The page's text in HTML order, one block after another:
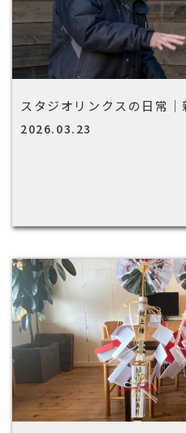
スタジオリンクスの日常
2026.03.23